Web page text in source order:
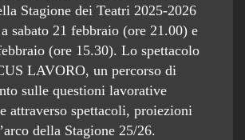
Stagione dei Teatri 2025-2026
sabato 21 febbraio (ore 21.00) e
(ore 15.30). Lo spettacolo
LAVORO, un percorso di
sulle questioni lavorative
attraverso spettacoli, proiezioni
della Stagione 25/26.